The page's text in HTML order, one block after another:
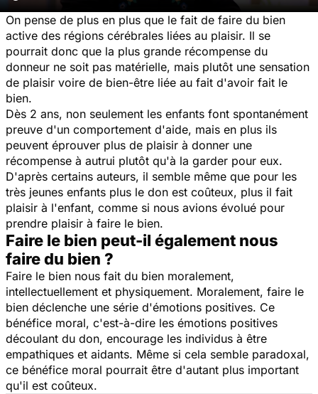
On pense de plus en plus que le fait de faire du bien
active des régions cérébrales liées au plaisir. Il se
pourrait donc que la plus grande récompense du
donneur ne soit pas matérielle, mais plutôt une sensation
de plaisir voire de bien-être liée au fait d'avoir fait le
bien.
Dès 2 ans, non seulement les enfants font spontanément
preuve d'un comportement d'aide, mais en plus ils
peuvent éprouver plus de plaisir à donner une
récompense à autrui plutôt qu'à la garder pour eux.
D'après certains auteurs, il semble même que pour les
très jeunes enfants plus le don est coûteux, plus il fait
plaisir à l'enfant, comme si nous avions évolué pour
prendre plaisir à faire le bien.
Faire le bien peut-il également nous
faire du bien ?
Faire le bien nous fait du bien moralement,
intellectuellement et physiquement. Moralement, faire le
bien déclenche une série d'émotions positives. Ce
bénéfice moral, c'est-à-dire les émotions positives
découlant du don, encourage les individus à être
empathiques et aidants. Même si cela semble paradoxal,
ce bénéfice moral pourrait être d'autant plus important
qu'il est coûteux.